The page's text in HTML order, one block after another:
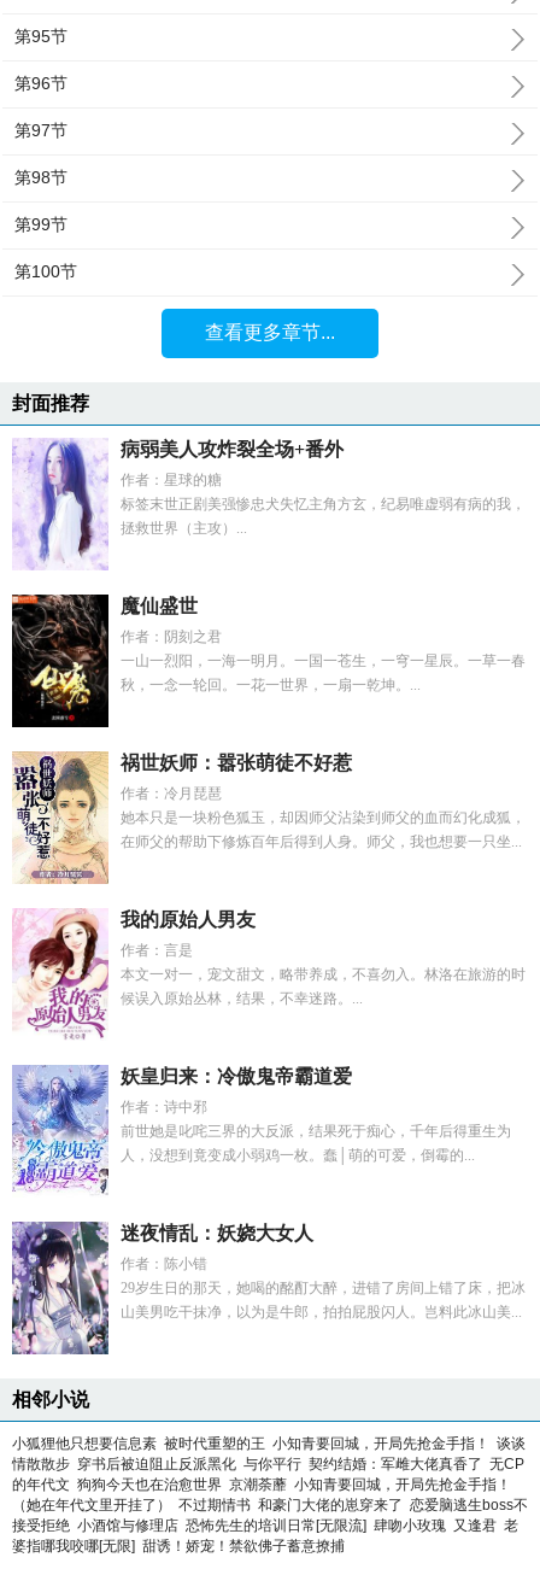
第95节
第96节
第97节
第98节
第99节
第100节
查看更多章节...
封面推荐
病弱美人攻炸裂全场+番外
作者：星球的糖
标签末世正剧美强惨忠犬失忆主角方玄，纪易唯虚弱有病的我，
拯救世界（主攻）...
魔仙盛世
作者：阴刻之君
一山一烈阳，一海一明月。一国一苍生，一穹一星辰。一草一春
秋，一念一轮回。一花一世界，一扇一乾坤。...
祸世妖师：嚣张萌徒不好惹
作者：冷月琵琶
她本只是一块粉色狐玉，却因师父沾染到师父的血而幻化成狐，
在师父的帮助下修炼百年后得到人身。师父，我也想要一只坐...
我的原始人男友
作者：言是
本文一对一，宠文甜文，略带养成，不喜勿入。林洛在旅游的时
候误入原始丛林，结果，不幸迷路。...
妖皇归来：冷傲鬼帝霸道爱
作者：诗中邪
前世她是叱咤三界的大反派，结果死于痴心，千年后得重生为
人，没想到竟变成小弱鸡一枚。蠢│萌的可爱，倒霉的...
迷夜情乱：妖娆大女人
作者：陈小错
29岁生日的那天，她喝的酩酊大醉，进错了房间上错了床，把冰
山美男吃干抹净，以为是牛郎，拍拍屁股闪人。岂料此冰山美...
相邻小说
小狐狸他只想要信息素 被时代重塑的王 小知青要回城，开局先抢金手指！
谈谈
情散散步 穿书后被迫阻止反派黑化 与你平行 契约结婚：军雌大佬真香了 无CP
的年代文 狗狗今天也在治愈世界 京潮荼蘼 小知青要回城，开局先抢金手指！
（她在年代文里开挂了）
不过期情书 和豪门大佬的崽穿来了 恋爱脑逃生boss不
接受拒绝 小酒馆与修理店 恐怖先生的培训日常[无限流] 肆吻小玫瑰 又逢君 老
婆指哪我咬哪[无限] 甜诱！娇宠！禁欲佛子蓄意撩捕